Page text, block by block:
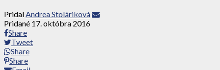
Pridal Andrea Stoláriková
Pridané 17. októbra 2016
Share
Tweet
Share
Share